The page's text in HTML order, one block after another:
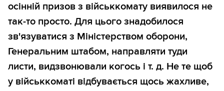
осінній призов з військкомату виявилося не
так-то просто. Для цього знадобилося
зв'язуватися з Міністерством оборони,
Генеральним штабом, направляти туди
листи, видзвонювали когось і т. д. Не те щоб
у військкоматі відбувається щось жахливе,